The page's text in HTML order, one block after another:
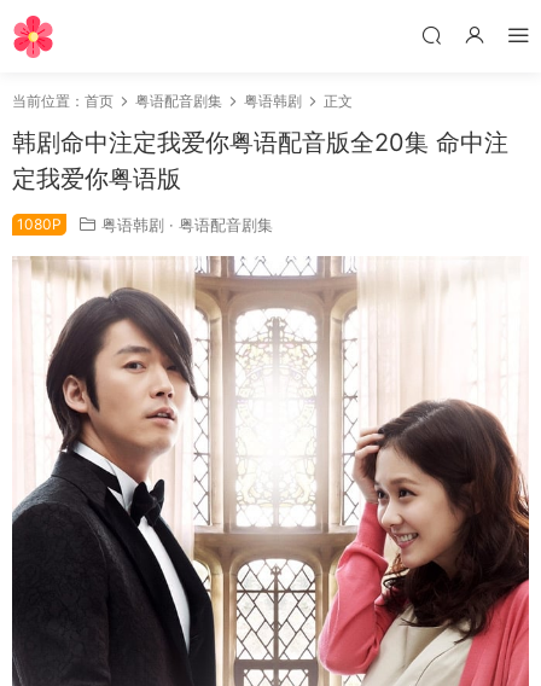
当前位置： 首页 粤语配音剧集 粤语韩剧 正文
韩剧命中注定我爱你粤语配音版全20集 命中注
定我爱你粤语版
1080P 粤语韩剧 · 粤语配音剧集